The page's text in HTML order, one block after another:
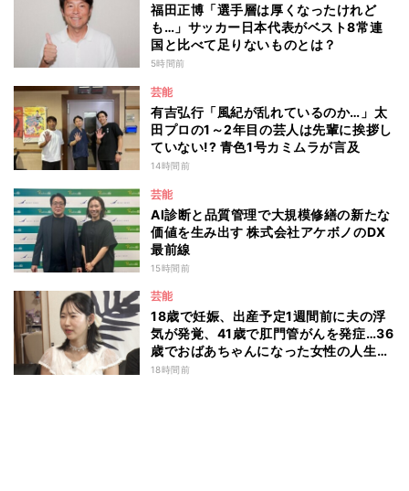
福田正博「選手層は厚くなったけれど
も…」サッカー日本代表がベスト8常連
国と比べて足りないものとは？
5時間前
芸能
有吉弘行「風紀が乱れているのか…」太
田プロの1～2年目の芸人は先輩に挨拶し
ていない!? 青色1号カミムラが言及
14時間前
芸能
AI診断と品質管理で大規模修繕の新たな
価値を生み出す 株式会社アケボノのDX
最前線
15時間前
芸能
18歳で妊娠、出産予定1週間前に夫の浮
気が発覚、41歳で肛門管がんを発症…36
歳でおばあちゃんになった女性の人生に
島田珠代も思わず涙 『愛のハイエナ
18時間前